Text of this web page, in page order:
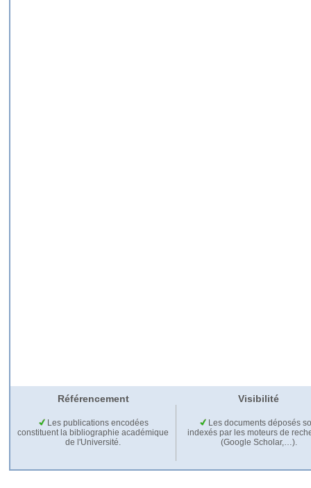
Référencement Visibilité
Les publications encodées
constituent la bibliographie académique
de l'Université.
Les documents déposés
indexés par les moteurs de
(Google Scholar,…).